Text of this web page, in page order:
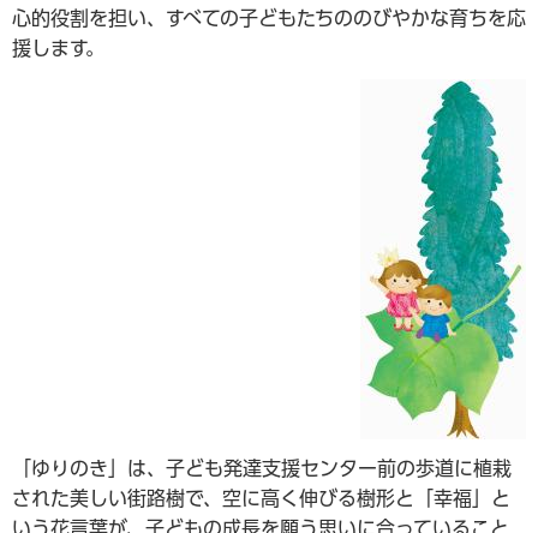
心的役割を担い、すべての子どもたちののびやかな育ちを応
援します。
「ゆりのき」は、子ども発達支援センター前の歩道に植栽
された美しい街路樹で、空に高く伸びる樹形と「幸福」と
いう花言葉が、子どもの成長を願う思いに合っていること